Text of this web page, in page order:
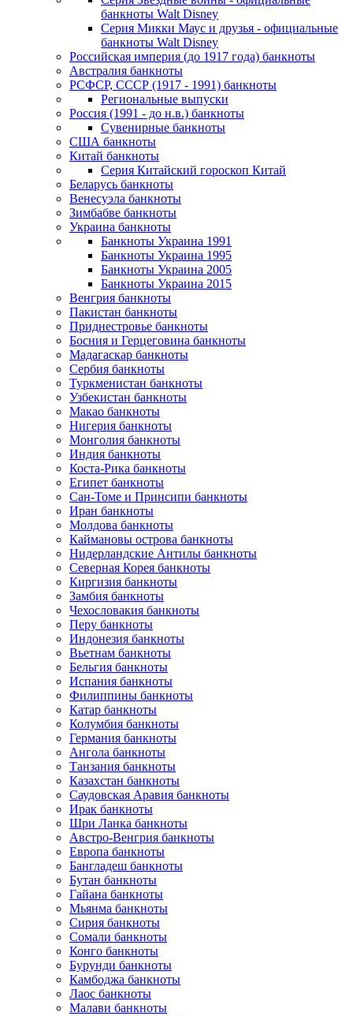
банкноты Walt Disney
Серия Микки Маус и друзья - официальные
банкноты Walt Disney
Российская империя (до 1917 года) банкноты
Австралия банкноты
РСФСР, СССР (1917 - 1991) банкноты
Региональные выпуски
Россия (1991 - до н.в.) банкноты
Сувенирные банкноты
США банкноты
Китай банкноты
Серия Китайский гороскоп Китай
Беларусь банкноты
Венесуэла банкноты
Зимбабве банкноты
Украина банкноты
Банкноты Украина 1991
Банкноты Украина 1995
Банкноты Украина 2005
Банкноты Украина 2015
Венгрия банкноты
Пакистан банкноты
Приднестровье банкноты
Босния и Герцеговина банкноты
Мадагаскар банкноты
Сербия банкноты
Туркменистан банкноты
Узбекистан банкноты
Макао банкноты
Нигерия банкноты
Монголия банкноты
Индия банкноты
Коста-Рика банкноты
Египет банкноты
Сан-Томе и Принсипи банкноты
Иран банкноты
Молдова банкноты
Каймановы острова банкноты
Нидерландские Антилы банкноты
Северная Корея банкноты
Киргизия банкноты
Замбия банкноты
Чехословакия банкноты
Перу банкноты
Индонезия банкноты
Вьетнам банкноты
Бельгия банкноты
Испания банкноты
Филиппины банкноты
Катар банкноты
Колумбия банкноты
Германия банкноты
Ангола банкноты
Танзания банкноты
Казахстан банкноты
Саудовская Аравия банкноты
Ирак банкноты
Шри Ланка банкноты
Австро-Венгрия банкноты
Европа банкноты
Бангладеш банкноты
Бутан банкноты
Гайана банкноты
Мьянма банкноты
Сирия банкноты
Сомали банкноты
Конго банкноты
Бурунди банкноты
Камбоджа банкноты
Лаос банкноты
Малави банкноты